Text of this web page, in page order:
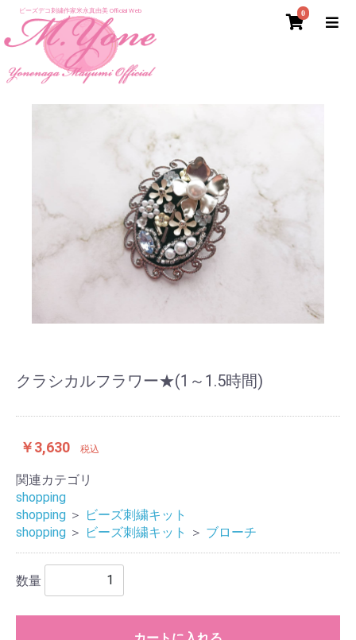
ビーズデコ刺繍作家米永真由美 Official Web 0
クラシカルフラワー★(1～1.5時間)
￥3,630 税込
関連カテゴリ
shopping
shopping ＞ ビーズ刺繍キット
shopping ＞ ビーズ刺繍キット ＞ ブローチ
数量